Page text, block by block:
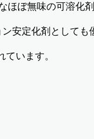
ぼ無味の可溶化剤
安定化剤としても
います。